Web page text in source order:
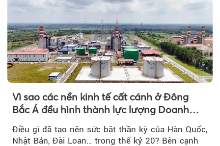
Vì sao các nền kinh tế cất cánh ở Đông
Bắc Á đều hình thành lực lượng Doanh
Điều gì đã tạo nên sức bật thần kỳ của Hàn Quốc,
Nhật Bản, Đài Loan… trong thế kỷ 20? Bên cạnh